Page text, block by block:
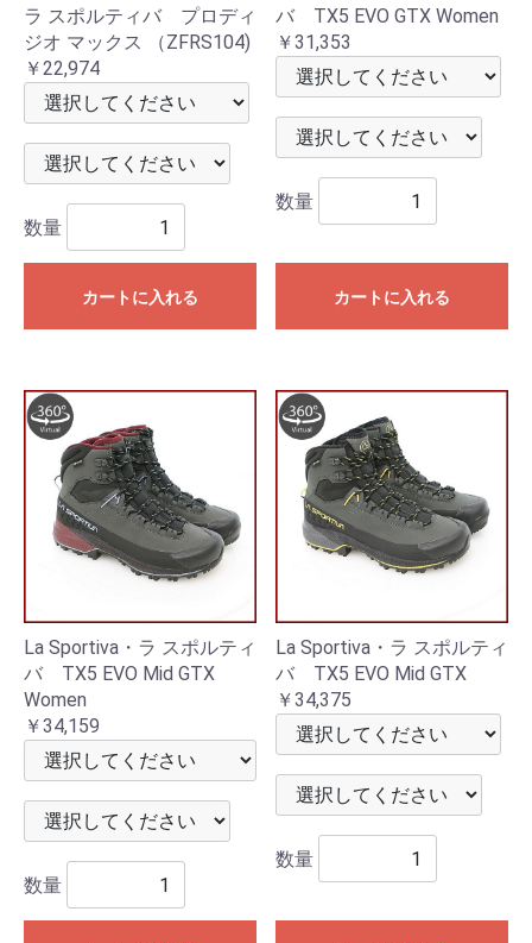
ラ スポルティバ プロディ
ジオ マックス （ZFRS104)
￥22,974
数量
カートに入れる
バ TX5 EVO GTX Women
￥31,353
数量
カートに入れる
La Sportiva・ラ スポルティ
バ TX5 EVO Mid GTX
Women
￥34,159
数量
La Sportiva・ラ スポルティ
バ TX5 EVO Mid GTX
￥34,375
数量